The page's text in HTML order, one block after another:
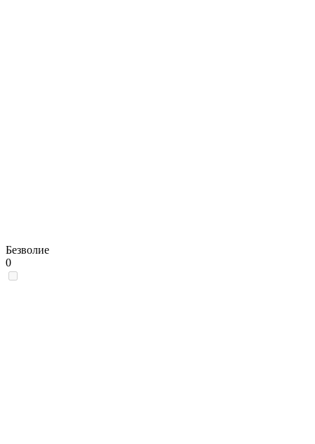
Безволие
0